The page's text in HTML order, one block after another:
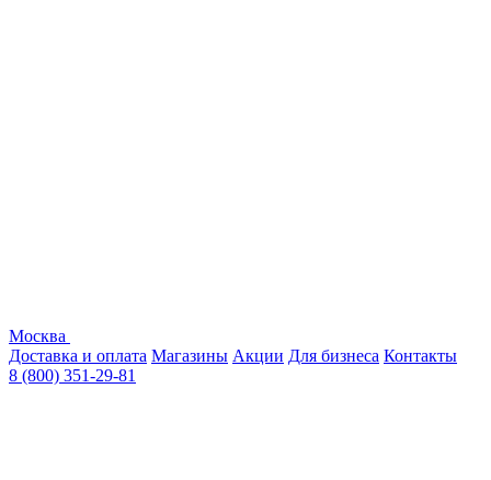
Москва
Доставка и оплата Магазины Акции Для бизнеса Контакты
8 (800) 351-29-81